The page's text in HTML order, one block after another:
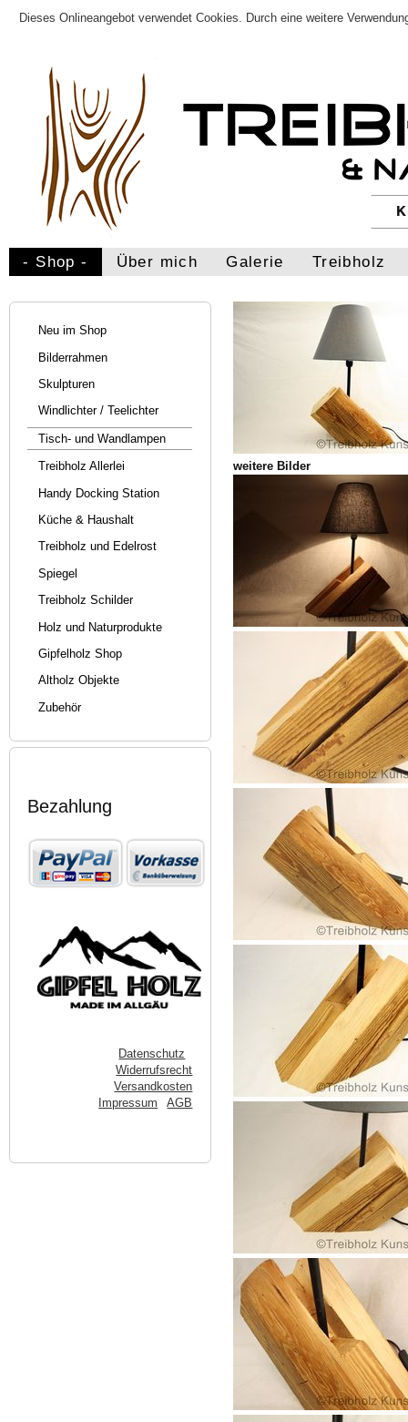
Dieses Onlineangebot verwendet Cookies. Durch eine weitere
- Shop - Über mich Galerie Treibholz
Neu im Shop
Bilderrahmen
Skulpturen
Windlichter / Teelichter
Tisch- und Wandlampen
Treibholz Allerlei
Handy Docking Station
Küche & Haushalt
Treibholz und Edelrost
Spiegel
Treibholz Schilder
Holz und Naturprodukte
Gipfelholz Shop
Altholz Objekte
Zubehör
Bezahlung
Datenschutz
Widerrufsrecht
Versandkosten
Impressum
AGB
weitere Bilder